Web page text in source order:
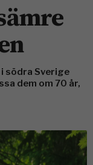
södra Sverige
dem om 70 år,